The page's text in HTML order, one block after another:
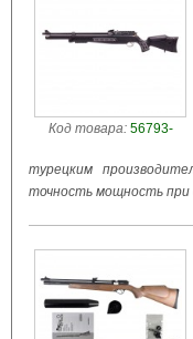
Код товара:56793-
турецким
точность мощность при